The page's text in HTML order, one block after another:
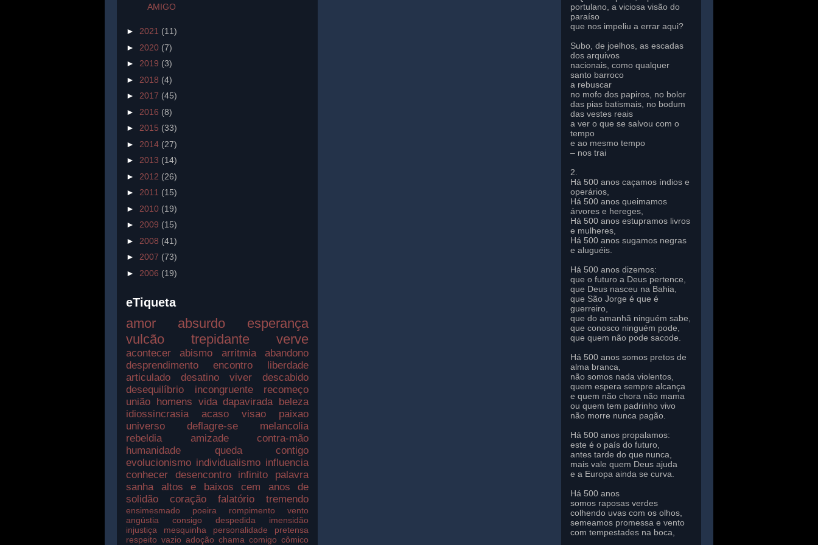
AMIGO
► 2021 (11)
► 2020 (7)
► 2019 (3)
► 2018 (4)
► 2017 (45)
► 2016 (8)
► 2015 (33)
► 2014 (27)
► 2013 (14)
► 2012 (26)
► 2011 (15)
► 2010 (19)
► 2009 (15)
► 2008 (41)
► 2007 (73)
► 2006 (19)
eTiqueta
amor absurdo
esperança
vulcão
trepidante verve
acontecer abismo arritmia
abandono
desprendimento
encontro
liberdade
articulado
desatino viver
descabido
desequilíbrio
incongruente
recomeço
união homens vida dapavirada beleza
idiossincrasia
acaso visao
paixao
universo
deflagre-se
melancolia
rebeldia
amizade
contra-mão
humanidade
queda
contigo
evolucionismo individualismo influencia
conhecer
desencontro infinito
palavra
sanha
altos e baixos
cem anos de
solidão
coração falatório tremendo
ensimesmado poeira rompimento
vento
angústia
consigo despedida
imensidão
injustiça
mesquinha personalidade
pretensa
respeito vazio adoção chama comigo cômico
portulano, a viciosa visão do
paraíso
que nos impeliu a errar aqui?
Subo, de joelhos, as escadas
dos arquivos
nacionais, como qualquer
santo barroco
a rebuscar
no mofo dos papiros, no bolor
das pias batismais, no bodum
das vestes reais
a ver o que se salvou com o
tempo
e ao mesmo tempo
– nos trai
2.
Há 500 anos caçamos índios e
operários,
Há 500 anos queimamos
árvores e hereges,
Há 500 anos estupramos livros
e mulheres,
Há 500 anos sugamos negras
e aluguéis.
Há 500 anos dizemos:
que o futuro a Deus pertence,
que Deus nasceu na Bahia,
que São Jorge é que é
guerreiro,
que do amanhã ninguém sabe,
que conosco ninguém pode,
que quem não pode sacode.
Há 500 anos somos pretos de
alma branca,
não somos nada violentos,
quem espera sempre alcança
e quem não chora não mama
ou quem tem padrinho vivo
não morre nunca pagão.
Há 500 anos propalamos:
este é o país do futuro,
antes tarde do que nunca,
mais vale quem Deus ajuda
e a Europa ainda se curva.
Há 500 anos
somos raposas verdes
colhendo uvas com os olhos,
semeamos promessa e vento
com tempestades na boca,